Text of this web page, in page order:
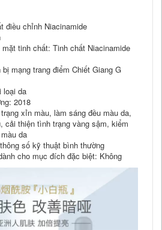
điều chỉnh Niacinamide
tinh chất: Tinh chất Niacinamide
mạng trang điểm Chiết Giang G
loại da
2018
xỉn màu, làm sáng đều màu da,
cải thiện tình trạng vàng sậm, kiểm
da
số kỹ thuật bình thường
cho mục đích đặc biệt: Không